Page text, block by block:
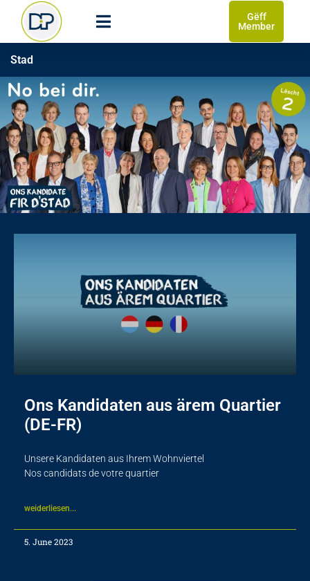
Gëff
Member
Stad
Ons Kandidaten aus ärem Quartier
(DE-FR)
Unsere Kandidaten aus Ihrem Wohnviertel
Nos candidats de votre quartier
weiderliesen...
5. June 2023